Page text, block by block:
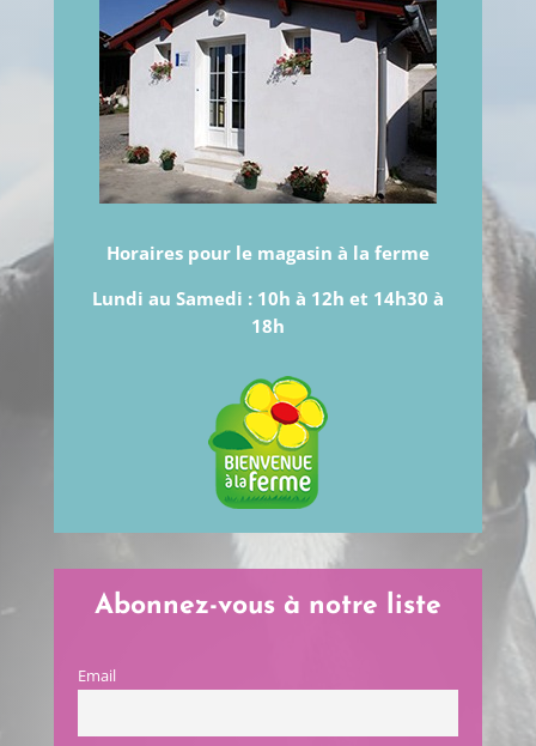
Horaires pour le magasin à la ferme
Lundi au Samedi : 10h à 12h et 14h30 à
18h
Abonnez-vous à notre liste
Email